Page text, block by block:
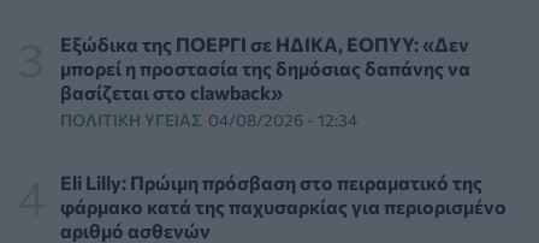
Εθελοντές του ΕΕΣ διέσωσαν δεκάδες οικόσιτα και
άγρια ζώα από τις φωτιές στη Δυτική Αττική
06/08/2026 - 15:42
Βίντεο από την καμπάνια Raise Her Voice για την
έγκαιρη αναγνώριση της έμφυλης βίας με έμφαση στις
Εξώδικα της ΠΟΕΡΓΙ σε ΗΔΙΚΑ, ΕΟΠΥΥ: «Δεν
μπορεί η προστασία της δημόσιας δαπάνης να
βασίζεται στο clawback»
ΠΟΛΙΤΙΚΉ ΥΓΕΊΑΣ 04/08/2026 - 12:34
Eli Lilly: Πρώιμη πρόσβαση στο πειραματικό της
φάρμακο κατά της παχυσαρκίας για περιορισμένο
αριθμό ασθενών